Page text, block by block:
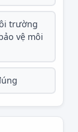
trường
vệ môi